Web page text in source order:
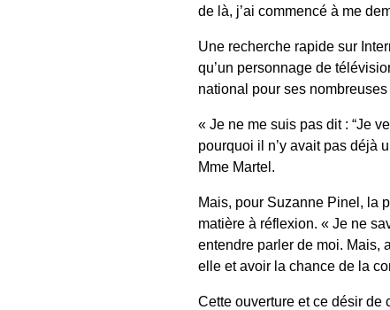
de là, j’ai commencé à me
Une recherche rapide sur
qu’un personnage de
national pour ses
« Je ne me suis pas dit : “Je
pourquoi il n’y avait pas déjà
Mme Martel.
Mais, pour Suzanne Pinel, la
matière à réflexion. « Je ne
entendre parler de moi. Mais,
elle et avoir la chance de la
Cette ouverture et ce désir de